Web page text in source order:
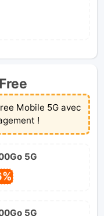
Mobile 5G avec
!
5G
5G